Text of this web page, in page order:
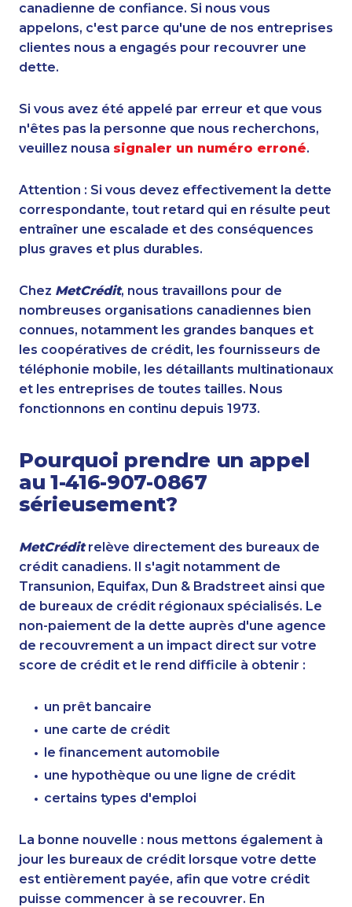
canadienne de confiance. Si nous vous
appelons, c'est parce qu'une de nos entreprises
clientes nous a engagés pour recouvrer une
dette.
Si vous avez été appelé par erreur et que vous
n'êtes pas la personne que nous recherchons,
veuillez nousa signaler un numéro erroné.
Attention : Si vous devez effectivement la dette
correspondante, tout retard qui en résulte peut
entraîner une escalade et des conséquences
plus graves et plus durables.
Chez MetCrédit, nous travaillons pour de
nombreuses organisations canadiennes bien
connues, notamment les grandes banques et
les coopératives de crédit, les fournisseurs de
téléphonie mobile, les détaillants multinationaux
et les entreprises de toutes tailles. Nous
fonctionnons en continu depuis 1973.
Pourquoi prendre un appel
au 1-416-907-0867
sérieusement?
MetCréditrelève directement des bureaux de
crédit canadiens. Il s'agit notamment de
Transunion, Equifax, Dun & Bradstreet ainsi que
de bureaux de crédit régionaux spécialisés. Le
non-paiement de la dette auprès d'une agence
de recouvrement a un impact direct sur votre
score de crédit et le rend difficile à obtenir :
un prêt bancaire
une carte de crédit
le financement automobile
une hypothèque ou une ligne de crédit
certains types d'emploi
La bonne nouvelle : nous mettons également à
jour les bureaux de crédit lorsque votre dette
est entièrement payée, afin que votre crédit
puisse commencer à se recouvrer. En